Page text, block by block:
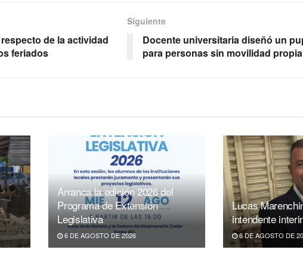
de la actividad
feriados
Siguiente
Docente universitaria diseñó un
para personas sin movilidad propia
Arranca la edición 2026 del
Programa de Extensión
Legislativa
6 DE AGOSTO DE 2026
Lucas
intendente
6 DE AGOSTO DE